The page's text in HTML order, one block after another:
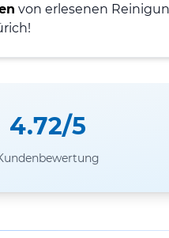
von erlesenen
4.72/5